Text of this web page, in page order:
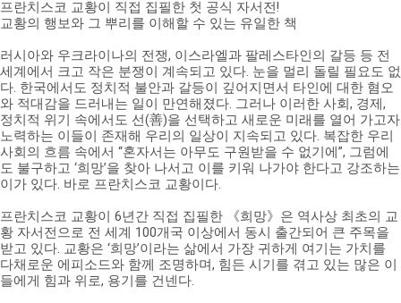
프란치스코 교황이 직접 집필한 첫 공식 자서전!
교황의 행보와 그 뿌리를 이해할 수 있는 유일한 책
러시아와 우크라이나의 전쟁, 이스라엘과 팔레스타인의 갈등 등 전
세계에서 크고 작은 분쟁이 계속되고 있다. 눈을 멀리 돌릴 필요도 없
다. 한국에서도 정치적 불안과 갈등이 깊어지면서 타인에 대한 혐오
와 적대감을 드러내는 일이 만연해졌다. 그러나 이러한 사회, 경제,
정치적 위기 속에서도 선(善)을 선택하고 새로운 미래를 열어 가고자
노력하는 이들이 존재해 우리의 일상이 지속되고 있다. 복잡한 우리
사회의 흐름 속에서 “혼자서는 아무도 구원받을 수 없기에”, 그럼에
도 불구하고 ‘희망’을 찾아 나서고 이를 키워 나가야 한다고 강조하는
이가 있다. 바로 프란치스코 교황이다.
프란치스코 교황이 6년간 직접 집필한 《희망》은 역사상 최초의 교
황 자서전으로 전 세계 100개국 이상에서 동시 출간되어 큰 주목을
받고 있다. 교황은 ‘희망’이라는 삶에서 가장 귀하게 여기는 가치를
다채로운 에피소드와 함께 조명하며, 힘든 시기를 겪고 있는 많은 이
들에게 힘과 위로, 용기를 건넨다.